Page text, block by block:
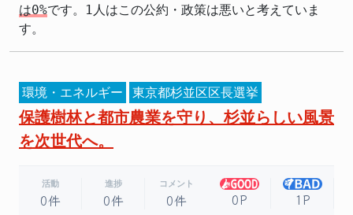
は0%です。1人はこの公約・政策は悪いと考えていま
す。
環境・エネルギー 東京都杉並区区長選挙
保護樹林と都市農業を守り、杉並らしい風景
を次世代へ。
活動
0件
進捗
0件
コメント
0件 0P 1P